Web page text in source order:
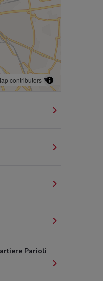
contributors
Parioli